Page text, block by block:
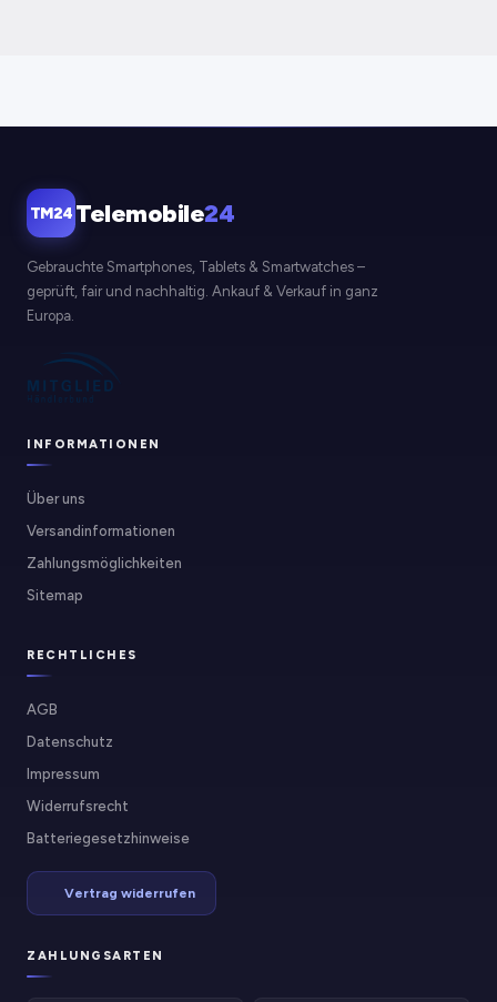
TM24 Telemobile24
Gebrauchte Smartphones, Tablets & Smartwatches –
geprüft, fair und nachhaltig. Ankauf & Verkauf in ganz
Europa.
INFORMATIONEN
Über uns
Versandinformationen
Zahlungsmöglichkeiten
Sitemap
RECHTLICHES
AGB
Datenschutz
Impressum
Widerrufsrecht
Batteriegesetzhinweise
Vertrag widerrufen
ZAHLUNGSARTEN